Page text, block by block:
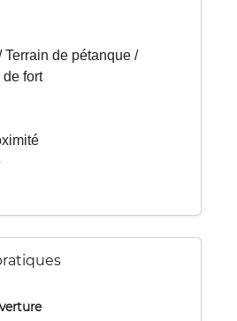
Terrain de pétanque /
de fort